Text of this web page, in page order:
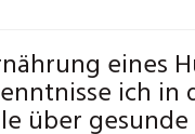
eines
ich in
über